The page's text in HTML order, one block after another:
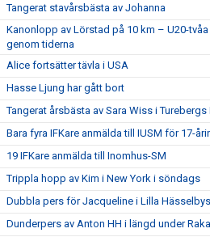
Tangerat stavårsbästa av Johanna
Kanonlopp av Lörstad på 10 km – U20-tvåa
genom tiderna
Alice fortsätter tävla i USA
Hasse Ljung har gått bort
Tangerat årsbästa av Sara Wiss i Turebergs
Bara fyra IFKare anmälda till IUSM för 17-
19 IFKare anmälda till Inomhus-SM
Trippla hopp av Kim i New York i söndags
Dubbla pers för Jacqueline i Lilla
Dunderpers av Anton HH i längd under